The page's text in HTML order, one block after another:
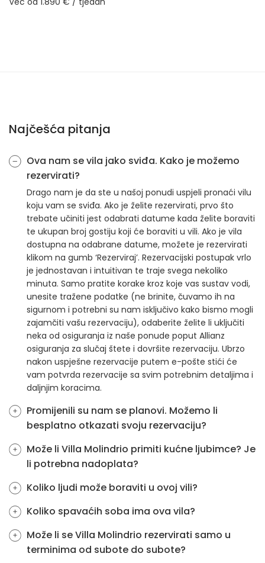
Najčešća pitanja
Ova nam se vila jako sviđa. Kako je možemo
rezervirati?
Drago nam je da ste u našoj ponudi uspjeli pronaći vilu
koju vam se sviđa. Ako je želite rezervirati, prvo što
trebate učiniti jest odabrati datume kada želite boraviti
te ukupan broj gostiju koji će boraviti u vili. Ako je vila
dostupna na odabrane datume, možete je rezervirati
klikom na gumb ‘Rezerviraj’. Rezervacijski postupak vrlo
je jednostavan i intuitivan te traje svega nekoliko
minuta. Samo pratite korake kroz koje vas sustav vodi,
unesite tražene podatke (ne brinite, čuvamo ih na
sigurnom i potrebni su nam isključivo kako bismo mogli
zajamčiti vašu rezervaciju), odaberite želite li uključiti
neka od osiguranja iz naše ponude poput Allianz
osiguranja za slučaj štete i dovršite rezervaciju. Ubrzo
nakon uspješne rezervacije putem e-pošte stići će
vam potvrda rezervacije sa svim potrebnim detaljima i
daljnjim koracima.
Promijenili su nam se planovi. Možemo li
besplatno otkazati svoju rezervaciju?
Može li Villa Molindrio primiti kućne ljubimce? Je
li potrebna nadoplata?
Koliko ljudi može boraviti u ovoj vili?
Koliko spavaćih soba ima ova vila?
Može li se Villa Molindrio rezervirati samo u
terminima od subote do subote?